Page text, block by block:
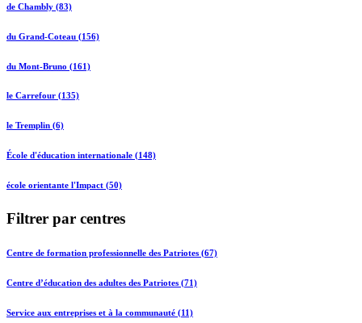
de Chambly (83)
du Grand-Coteau (156)
du Mont-Bruno (161)
le Carrefour (135)
le Tremplin (6)
École d'éducation internationale (148)
école orientante l'Impact (50)
Filtrer par centres
Centre de formation professionnelle des Patriotes (67)
Centre d’éducation des adultes des Patriotes (71)
Service aux entreprises et à la communauté (11)